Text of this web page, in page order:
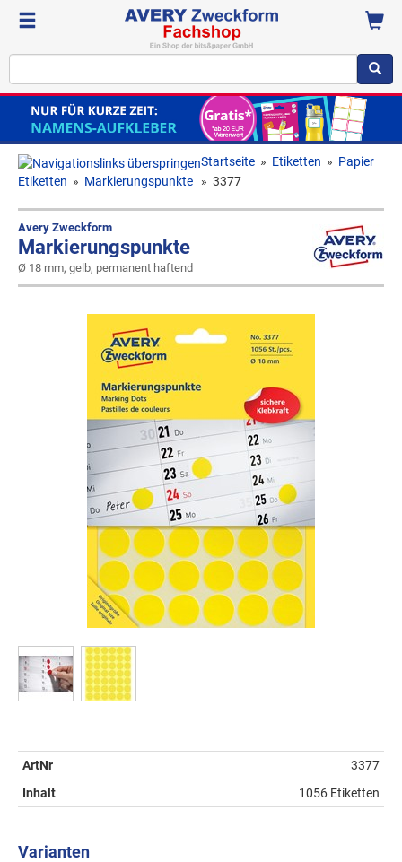
Startseite » Etiketten » Papier
Etiketten » Markierungspunkte » 3377
Avery Zweckform
Markierungspunkte
Ø 18 mm, gelb, permanent haftend
ArtNr
3377
Inhalt
1056 Etiketten
Varianten